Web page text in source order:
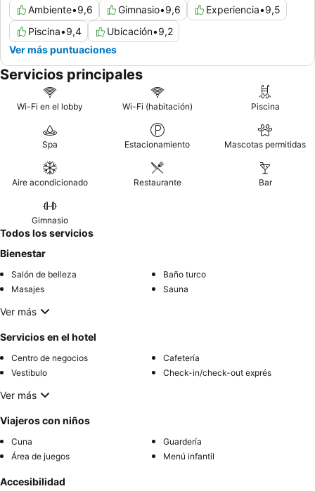
Ambiente•9,6 Gimnasio•9,6 Experiencia•9,5
Piscina•9,4 Ubicación•9,2
Ver más puntuaciones
Servicios principales
Wi-Fi en el lobby Wi-Fi (habitación) Piscina
Spa Estacionamiento Mascotas permitidas
Aire acondicionado Restaurante Bar
Gimnasio
Todos los servicios
Bienestar
Salón de belleza
Baño turco
Masajes
Sauna
Ver más
Servicios en el hotel
Centro de negocios
Cafetería
Vestibulo
Check-in/check-out exprés
Ver más
Viajeros con niños
Cuna
Guardería
Área de juegos
Menú infantil
Accesibilidad